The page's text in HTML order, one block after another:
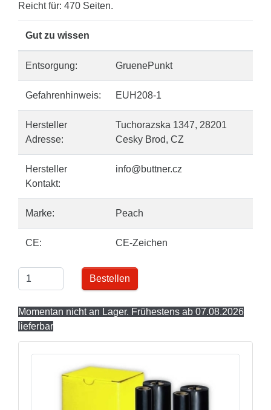
Reicht für: 470 Seiten.
Gut zu wissen
Entsorgung: GruenePunkt
Gefahrenhinweis: EUH208-1
Hersteller
Adresse:
Tuchorazska 1347, 28201
Cesky Brod, CZ
Hersteller
Kontakt:
info@buttner.cz
Marke: Peach
CE: CE-Zeichen
Bestellen
Momentan nicht an Lager. Frühestens ab 07.08.2026
lieferbar